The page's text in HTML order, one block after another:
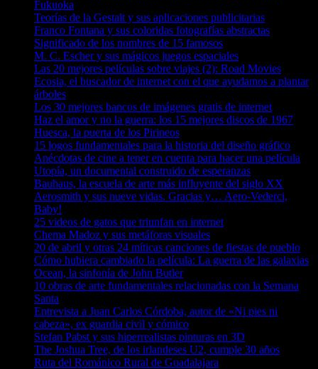
Fukuoka
Teorías de la Gestalt y sus aplicaciones publicitarias
Franco Fontana y sus coloridas fotografías abstractas
Significado de los nombres de 15 famosos
M. C. Escher y sus mágicos juegos espaciales
Las 20 mejores películas sobre viajes (2): Road Movies
Ecosia, el buscador de internet con el que ayudamos a plantar
árboles
Los 30 mejores bancos de imágenes gratis de internet
Haz el amor y no la guerra: los 15 mejores discos de 1967
Huesca, la puerta de los Pirineos
15 logos fundamentales para la historia del diseño gráfico
Anécdotas de cine a tener en cuenta para hacer una película
Utopía, un documental construido de esperanzas
Bauhaus, la escuela de arte más influyente del siglo XX
Aerosmith y sus nueve vidas. Gracias y… Aero-Vederci,
Baby!
25 videos de gatos que triunfan en internet
Chema Madoz y sus metáforas visuales
20 de abril y otras 24 míticas canciones de fiestas de pueblo
Cómo hubiera cambiado la película: La guerra de las galaxias
Ocean, la sinfonía de John Butler
10 obras de arte fundamentales relacionadas con la Semana
Santa
Entrevista a Juan Carlos Córdoba, autor de «Ni pies ni
cabeza», ex guardia civil y cómico
Stefan Pabst y sus hiperrealistas pinturas en 3D
The Joshua Tree, de los irlandeses U2, cumple 30 años
Ruta del Románico Rural de Guadalajara